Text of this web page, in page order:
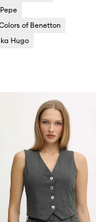
of Benetton
Hugo